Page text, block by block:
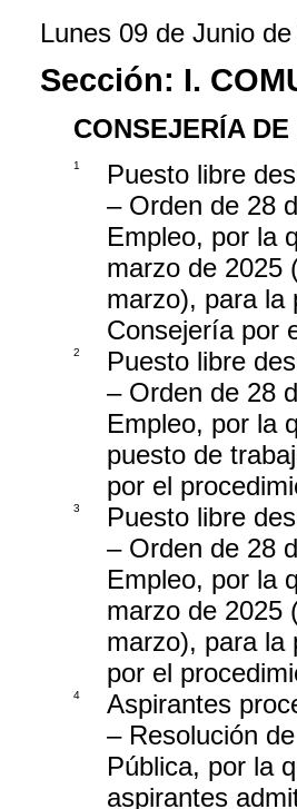
Lunes 09 de Junio
Sección: I.
CONSEJERÍA
1
Puesto libre
– Orden de 28
Empleo, por la
marzo de 2025
marzo), para la
Consejería por
2
Puesto libre
– Orden de 28
Empleo, por la
puesto de
por el
3
Puesto libre
– Orden de 28
Empleo, por la
marzo de 2025
marzo), para la
por el
4
Aspirantes
– Resolución
Pública, por la
aspirantes